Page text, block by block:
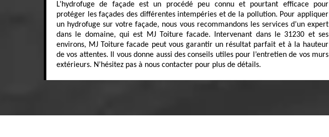
L’hydrofuge de façade est un procédé peu connu et pourtant efficace pour
protéger les façades des différentes intempéries et de la pollution. Pour appliquer
un hydrofuge sur votre façade, nous vous recommandons les services d’un expert
dans le domaine, qui est MJ Toiture facade. Intervenant dans le 31230 et ses
environs, MJ Toiture facade peut vous garantir un résultat parfait et à la hauteur
de vos attentes. Il vous donne aussi des conseils utiles pour l’entretien de vos murs
extérieurs. N’hésitez pas à nous contacter pour plus de détails.